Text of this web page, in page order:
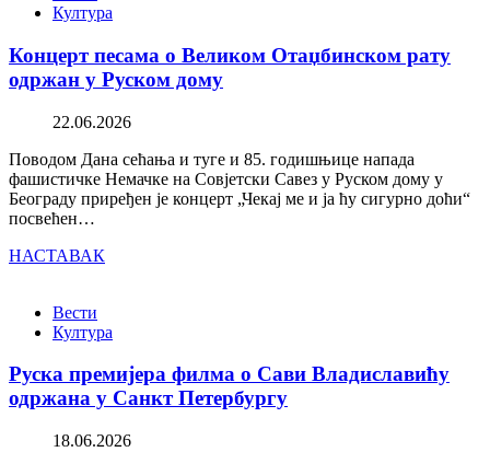
Култура
Концерт песама о Великом Отаџбинском рату
одржан у Руском дому
22.06.2026
Поводом Дана сећања и туге и 85. годишњице напада
фашистичке Немачке на Совјетски Савез у Руском дому у
Београду приређен је концерт „Чекај ме и ја ћу сигурно доћи“
посвећен…
НАСТАВАК
Вести
Култура
Руска премијера филма о Сави Владиславићу
одржана у Санкт Петербургу
18.06.2026